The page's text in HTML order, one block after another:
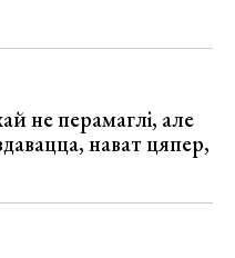
не перамаглі, але
нават цяпер,